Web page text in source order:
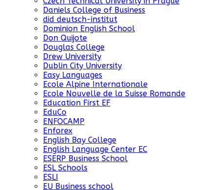
Daniels College of Business
did deutsch-institut
Dominion English School
Don Quijote
Douglas College
Drew University
Dublin City University
Easy Languages
Ecole Alpine Internationale
Ecole Nouvelle de la Suisse Romande
Education First EF
EduCo
ENFOCAMP
Enforex
English Bay College
English Language Center EC
ESERP Business School
ESL Schools
ESLI
EU Business school